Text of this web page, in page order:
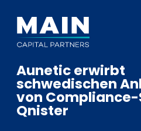
Aunetic erwirbt
schwedischen
von
Qnister